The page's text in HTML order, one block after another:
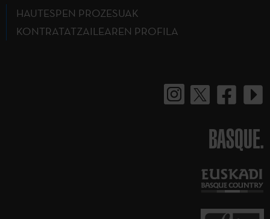
HAUTESPEN PROZESUAK
KONTRATATZAILEAREN PROFILA
BASQUE.